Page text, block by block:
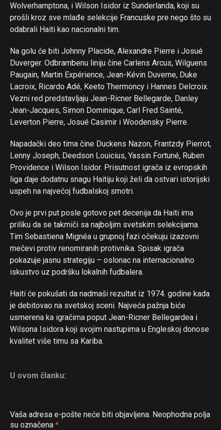
Wolverhamptona, i Wilson Isidor iz Sunderlanda, koji su
prošli kroz sve mlađe selekcije Francuske pre nego što su
odabrali Haiti kao nacionalni tim.
Na golu će biti Johnny Placide, Alexandre Pierre i Josué
Duverger. Odbrambenu liniju čine Carlens Arcus, Wilguens
Paugain, Martin Expérience, Jean-Kévin Duverne, Duke
Lacroix, Ricardo Adé, Keeto Thermoncy i Hannes Delcroix.
Vezni red predstavljaju Jean-Ricner Bellegarde, Danley
Jean-Jacques, Simon Dominique, Carl Fred Sainté,
Leverton Pierre, Josué Casimir i Woodensky Pierre.
Napadački deo tima čine Duckens Nazon, Frantzdy Pierrot,
Lenny Joseph, Deedson Louicius, Yassin Fortuné, Ruben
Providence i Wilson Isidor. Prisutnost igrača iz evropskih
liga daje dodatnu snagu Haitiju koji želi da ostvari istorijski
uspeh na najvećoj fudbalskoj smotri.
Ovo je prvi put posle gotovo pet decenija da Haiti ima
priliku da se takmiči sa najboljim svetskim selekcijama.
Tim Sebastiena Mignéa u grupnoj fazi očekuju izazovni
mečevi protiv renomiranih protivnika. Spisak igrača
pokazuje jasnu strategiju – oslonac na internacionalno
iskustvo uz podršku lokalnih fudbalera.
Haiti će pokušati da nadmaši rezultat iz 1974. godine kada
je debitovao na svetskoj sceni. Najveća pažnja biće
usmerena ka igračima poput Jean-Ricner Bellegardea i
Wilsona Isidora koji svojim nastupima u Engleskoj donose
kvalitet više timu sa Kariba.
U ovom članku:
Vaša adresa e-pošte neće biti objavljena. Neophodna polja
su označena *
Flipboard
Reddit
Email